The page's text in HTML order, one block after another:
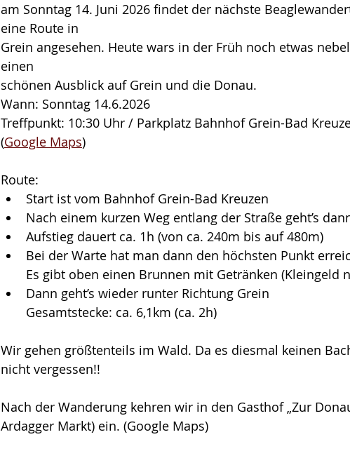
am Sonntag 14. Juni 2026 findet der nächste
eine Route in
Grein angesehen. Heute wars in der Früh noch etwas
einen
schönen Ausblick auf Grein und die Donau.
Wann: Sonntag 14.6.2026
Treffpunkt: 10:30 Uhr / Parkplatz Bahnhof Grein-Bad
(Google Maps)
Route:
Start ist vom Bahnhof Grein-Bad Kreuzen
Nach einem kurzen Weg entlang der Straße geht’s
Aufstieg dauert ca. 1h (von ca. 240m bis auf 480m)
Bei der Warte hat man dann den höchsten Punkt
Es gibt oben einen Brunnen mit Getränken (Kleingeld
Dann geht’s wieder runter Richtung Grein
Gesamtstecke: ca. 6,1km (ca. 2h)
Wir gehen größtenteils im Wald. Da es diesmal keinen
nicht vergessen!!
Nach der Wanderung kehren wir in den Gasthof „Zur
Ardagger Markt) ein. (Google Maps)